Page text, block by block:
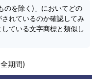
のを除く)」においてどの
れているのか確認してみ
ている文字商標と類似し
期間)